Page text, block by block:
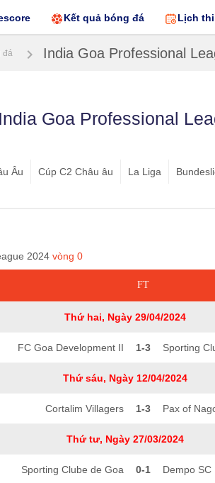
Kết quả bóng đá Lịch
đá India Goa Professional
Goa Professional
Âu Cúp C2 Châu âu La Liga
2024 vòng 0
FT
Thứ hai, Ngày 29/04/2024
FC Goa Development II 1-3 Sporting
Thứ sáu, Ngày 12/04/2024
Cortalim Villagers 1-3 Pax of
Thứ tư, Ngày 27/03/2024
Sporting Clube de Goa 0-1 Dempo SC